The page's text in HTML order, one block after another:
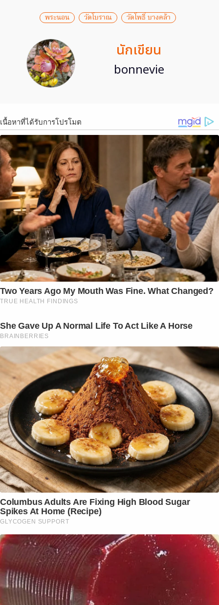
พระนอน วัดโบราณ วัดโพธิ์ บางคล้า
นักเขียน
bonnevie
เนื้อหาที่ได้รับการโปรโมต
Two Years Ago My Mouth Was Fine. What Changed?
TRUE HEALTH FINDINGS
She Gave Up A Normal Life To Act Like A Horse
BRAINBERRIES
Columbus Adults Are Fixing High Blood Sugar
Spikes At Home (Recipe)
GLYCOGEN SUPPORT